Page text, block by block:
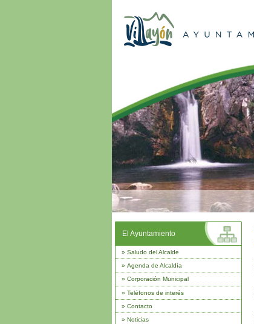
El Ayuntamiento
» Saludo del Alcalde
» Agenda de Alcaldía
» Corporación Municipal
» Teléfonos de interés
» Contacto
» Noticias